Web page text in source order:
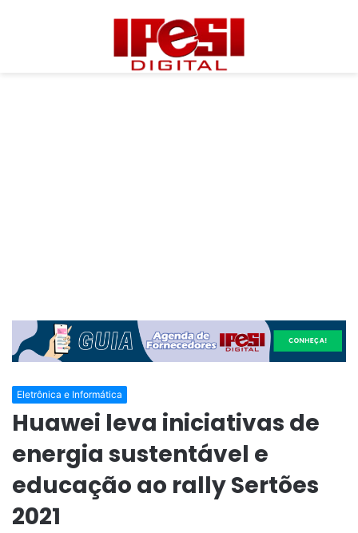
Eletrônica e Informática
Huawei leva iniciativas de
energia sustentável e
educação ao rally Sertões
2021